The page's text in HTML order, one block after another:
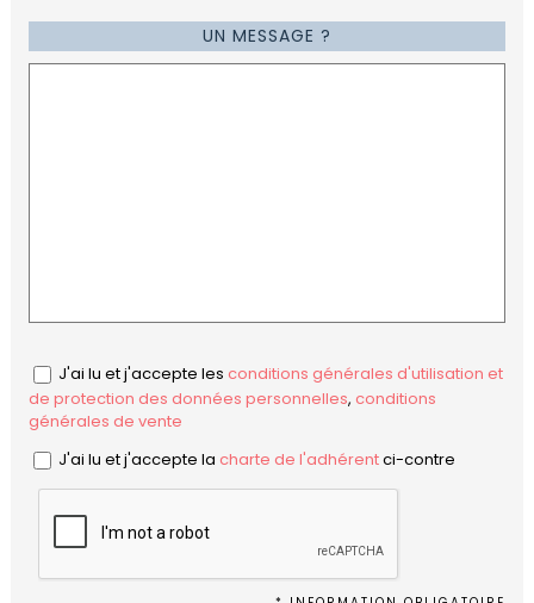
UN MESSAGE ?
J'ai lu et j'accepte les conditions générales d'utilisation et
de protection des données personnelles, conditions
générales de vente
J'ai lu et j'accepte la charte de l'adhérentci-contre